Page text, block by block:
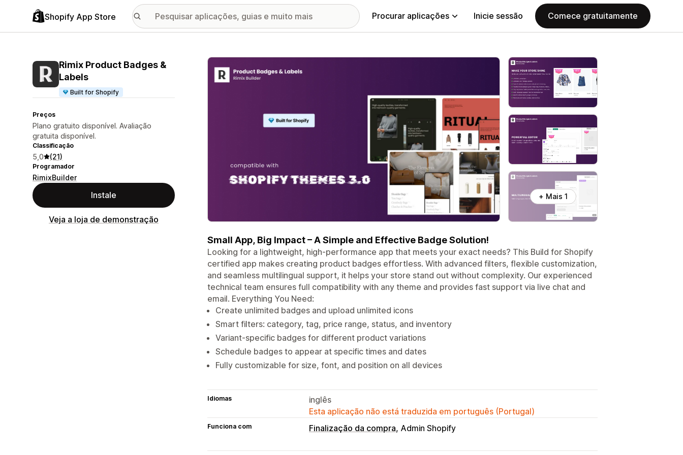
Shopify App Store Procurar aplicações Inicie sessão Comece gratuitamente
Rimix Product Badges &
Labels
Built for Shopify
Preços
Plano gratuito disponível. Avaliação
gratuita disponível.
Classificação
5,0 (21)
Programador
RimixBuilder
Instale
Veja a loja de demonstração
Galeria de imagens em destaque
+ Mais 1
Small App, Big Impact – A Simple and Effective Badge Solution!
Looking for a lightweight, high-performance app that meets your exact needs? This Build for Shopify
certified app makes creating product badges effortless. With advanced filters, flexible customization,
and seamless multilingual support, it helps your store stand out without complexity. Our experienced
technical team ensures full compatibility with any theme and provides fast support via live chat and
email. Everything You Need:
Create unlimited badges and upload unlimited icons
Smart filters: category, tag, price range, status, and inventory
Variant-specific badges for different product variations
Schedule badges to appear at specific times and dates
Fully customizable for size, font, and position on all devices
Idiomas
inglês
Esta aplicação não está traduzida em português (Portugal)
Funciona com Finalização da compra Admin Shopify